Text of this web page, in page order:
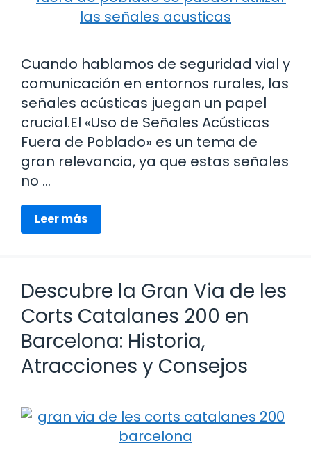
Cuando hablamos de seguridad vial y
comunicación en entornos rurales, las
señales acústicas juegan un papel
crucial.El «Uso de Señales Acústicas
Fuera de Poblado» es un tema de
gran relevancia, ya que estas señales
no …
Leer más
Descubre la Gran Via de les
Corts Catalanes 200 en
Barcelona: Historia,
Atracciones y Consejos